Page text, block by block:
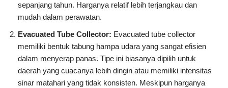
sepanjang tahun. Harganya relatif lebih terjangkau dan
mudah dalam perawatan.
Evacuated Tube Collector: Evacuated tube collector
memiliki bentuk tabung hampa udara yang sangat efisien
dalam menyerap panas. Tipe ini biasanya dipilih untuk
daerah yang cuacanya lebih dingin atau memiliki intensitas
sinar matahari yang tidak konsisten. Meskipun harganya